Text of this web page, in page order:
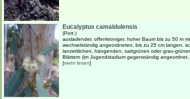
Eucalyptus camaldulensis
(Port.)
ausladender, offenkroniger, hoher Baum bis zu 50 m
wechselständig angeordneten, bis zu 25 cm langen,
lanzettlichen, hängenden, sattgrünen oder grau-
Blättern (im Jugendstadium gegenständig angeordnet,
[mehr lesen]